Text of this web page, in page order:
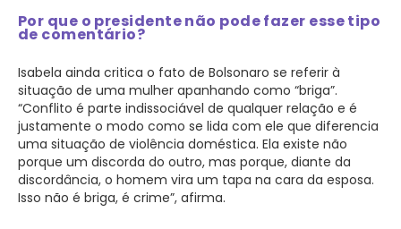
Por que o presidente não pode fazer esse tipo
de comentário?
Isabela ainda critica o fato de Bolsonaro se referir à
situação de uma mulher apanhando como “briga”.
“Conflito é parte indissociável de qualquer relação e é
justamente o modo como se lida com ele que diferencia
uma situação de violência doméstica. Ela existe não
porque um discorda do outro, mas porque, diante da
discordância, o homem vira um tapa na cara da esposa.
Isso não é briga, é crime”, afirma.